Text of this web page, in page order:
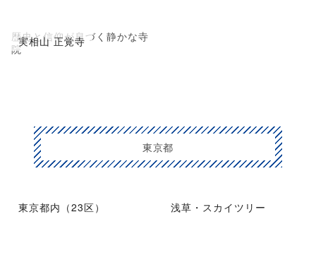
実相山 正覚寺
歴史と信仰が息づく静かな寺
院
東京都
東京都内（23区） 浅草・スカイツリー